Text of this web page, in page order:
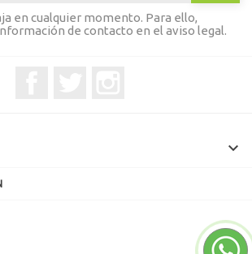
en cualquier momento. Para ello,
de contacto en el aviso legal.
